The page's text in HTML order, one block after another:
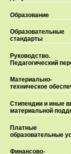
Образование
Образовательные
стандарты
Руководство.
Педагогический
Материально-
техническое
Стипендии и иные
материальной
Платные
образовательные
Финансово-